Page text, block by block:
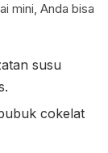
mini, Anda bisa
susu
cokelat